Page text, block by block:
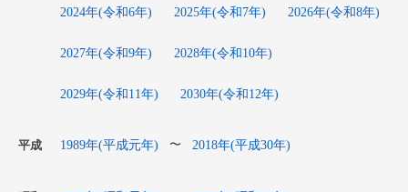
2024年(令和6年) 2025年(令和7年) 2026年(令和8年)
2027年(令和9年) 2028年(令和10年)
2029年(令和11年) 2030年(令和12年)
平成 1989年(平成元年) 〜 2018年(平成30年)